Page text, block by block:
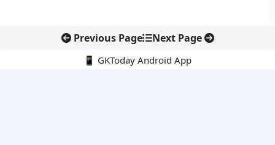
Previous Page Next Page
📱 GKToday Android App